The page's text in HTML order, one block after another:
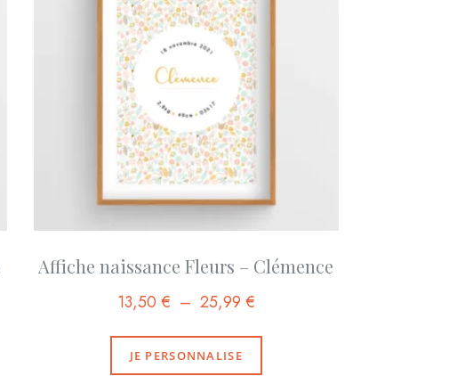
Affiche naissance Fleurs – Clémence
13,50 € – 25,99 €
JE PERSONNALISE